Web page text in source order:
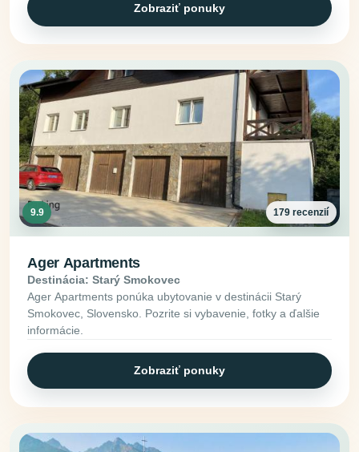
Zobraziť ponuky
9.9 179 recenzií
Ager Apartments
Destinácia: Starý Smokovec
Ager Apartments ponúka ubytovanie v destinácii Starý
Smokovec, Slovensko. Pozrite si vybavenie, fotky a ďalšie
informácie.
Zobraziť ponuky